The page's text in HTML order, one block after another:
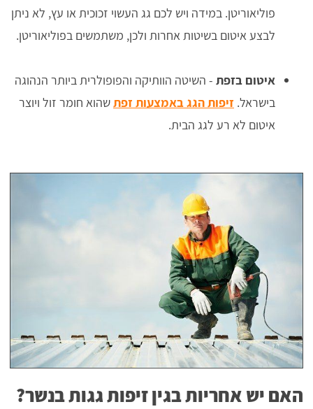
פוליאוריטן. במידה ויש לכם גג העשוי זכוכית או עץ, לא ניתן
לבצע איטום בשיטות אחרות ולכן, משתמשים בפוליאוריטן.
איטום בזפת - השיטה הוותיקה והפופולרית ביותר הנהוגה
בישראל. זיפות הגג באמצעות זפתשהוא חומר זול ויוצר
איטום לא רע לגג הבית.
האם יש אחריות בגין זיפות גגות בנשר?